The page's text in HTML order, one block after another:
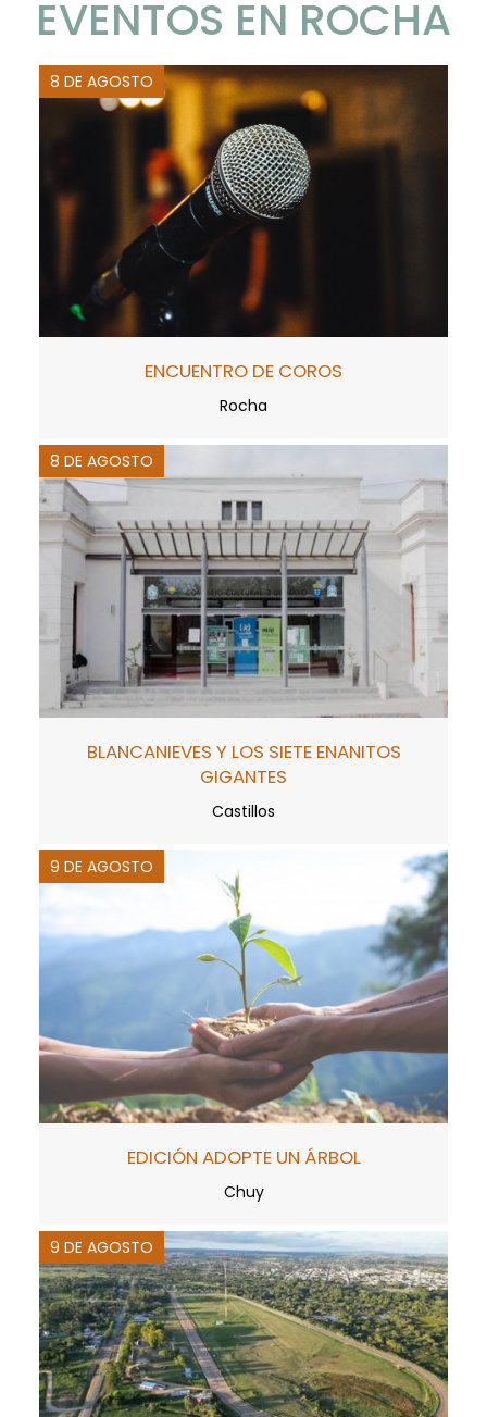
EVENTOS EN ROCHA
8 DE AGOSTO
ENCUENTRO DE COROS
Rocha
8 DE AGOSTO
BLANCANIEVES Y LOS SIETE ENANITOS
GIGANTES
Castillos
9 DE AGOSTO
EDICIÓN ADOPTE UN ÁRBOL
Chuy
9 DE AGOSTO